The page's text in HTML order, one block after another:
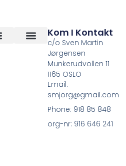
Kom I Kontakt
c/o Sven Martin
Jørgensen
Munkerudvollen 11
1165 OSLO
Email:
smjorg@gmail.com
Phone: 918 85 848
org-nr: 916 646 241